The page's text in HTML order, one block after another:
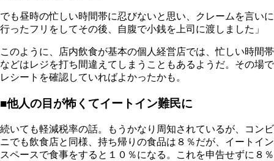
でも昼時の忙しい時間帯に忍びないと思い、クレームを言いに
行ったフリをしてその後、自腹で小銭を上司に渡しました」
このように、店内飲食が基本の個人経営店では、忙しい時間帯
などはレジを打ち間違えてしまうこともあるようだ。その場で
レシートを確認していればよかったかも。
■他人の目が怖くてイートイン難民に
続いても軽減税率の話。もうかなり周知されているが、コンビ
ニでも飲食店と同様、持ち帰りの食品は８％だが、イートイン
スペースで食事をすると１０％になる。これを申告せずに８％